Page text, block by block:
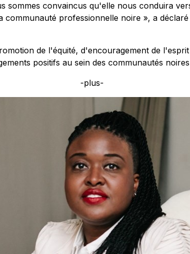
sommes convaincus qu'elle nous conduira
professionnelle noire », a
de l'équité, d'encouragement de
positifs au sein des communautés
-plus-